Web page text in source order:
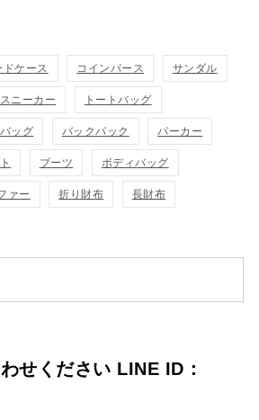
ドケース コインパース サンダル
スニーカー トートバッグ
ッグ バックパック パーカー
ブーツ ボディバッグ
ァー 折り財布 長財布
せください LINE ID：